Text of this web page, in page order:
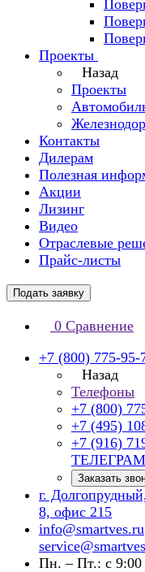
Проекты
Назад
Проекты
Контакты
Дилерам
Полезная
Акции
Лизинг
Видео
Отраслевые
Прайс-листы
Подать заявку
0 Сравнение
+7 (800) 775-95-
Назад
Телефоны
+7 (800)
+7 (495)
+7 (916)
Заказать
г.
8, офис 215
info@smartves.ru
Пн. – Пт.: с 9:00